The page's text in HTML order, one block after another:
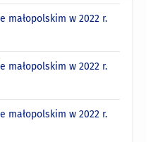
małopolskim w 2022 r.
małopolskim w 2022 r.
małopolskim w 2022 r.